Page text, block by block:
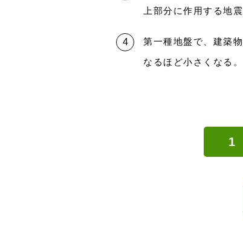
上部分に作用する地
第一種地盤で、建築
なるほど小さくなる。
1